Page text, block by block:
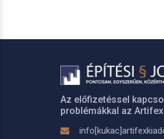
Az előfizetéssel
problémákkal az